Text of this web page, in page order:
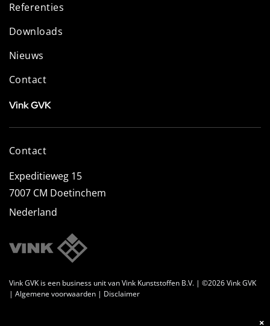
Referenties
Downloads
Nieuws
Contact
Vink GVK
Contact
Expeditieweg 15
7007 CM Doetinchem
Nederland
Vink GVK is een business unit van Vink Kunststoffen B.V. | ©2026Vink GVK
| Algemene voorwaarden | Disclaimer
×